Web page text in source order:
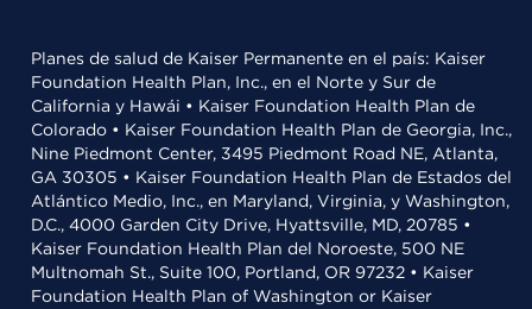
Planes de salud de Kaiser Permanente en el país: Kaiser
Foundation Health Plan, Inc., en el Norte y Sur de
California y Hawái • Kaiser Foundation Health Plan de
Colorado • Kaiser Foundation Health Plan de Georgia, Inc.,
Nine Piedmont Center, 3495 Piedmont Road NE, Atlanta,
GA 30305 • Kaiser Foundation Health Plan de Estados del
Atlántico Medio, Inc., en Maryland, Virginia, y Washington,
D.C., 4000 Garden City Drive, Hyattsville, MD, 20785 •
Kaiser Foundation Health Plan del Noroeste, 500 NE
Multnomah St., Suite 100, Portland, OR 97232 • Kaiser
Foundation Health Plan of Washington or Kaiser